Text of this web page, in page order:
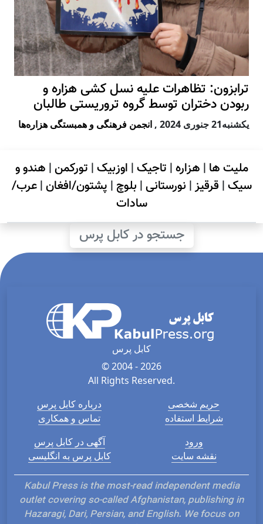
ترابزون: تظاهرات علیه نسل کشی هزاره و
ربودن دختران توسط گروه تروریستی طالبان
يكشنبه21 جنوری 2024 , انجمن فرهنگی و همبستگی هزاره‌ها
ملیت ها | هزاره| تاجیک| اوزبیک| تورکمن| هندو و
سیک| قرقیز| نورستانی| بلوچ | پشتون/افغان|عرب/
سادات
جستجو در کابل پرس
کابل پرس
© 2004 - 2026
All Rights Reserved.
درباره کابل پرس
تماس و همکاری
حریم شخصی
شرایط استفاده
آگهی در کابل پرس
کابل پرس به انگلیسی
ورود
نقشه سایت
Kabul Press is the most-read independent media
outlet covering so-called Afghanistan, publishing in
Hazaragi, Dari, Persian, and English. We focus on